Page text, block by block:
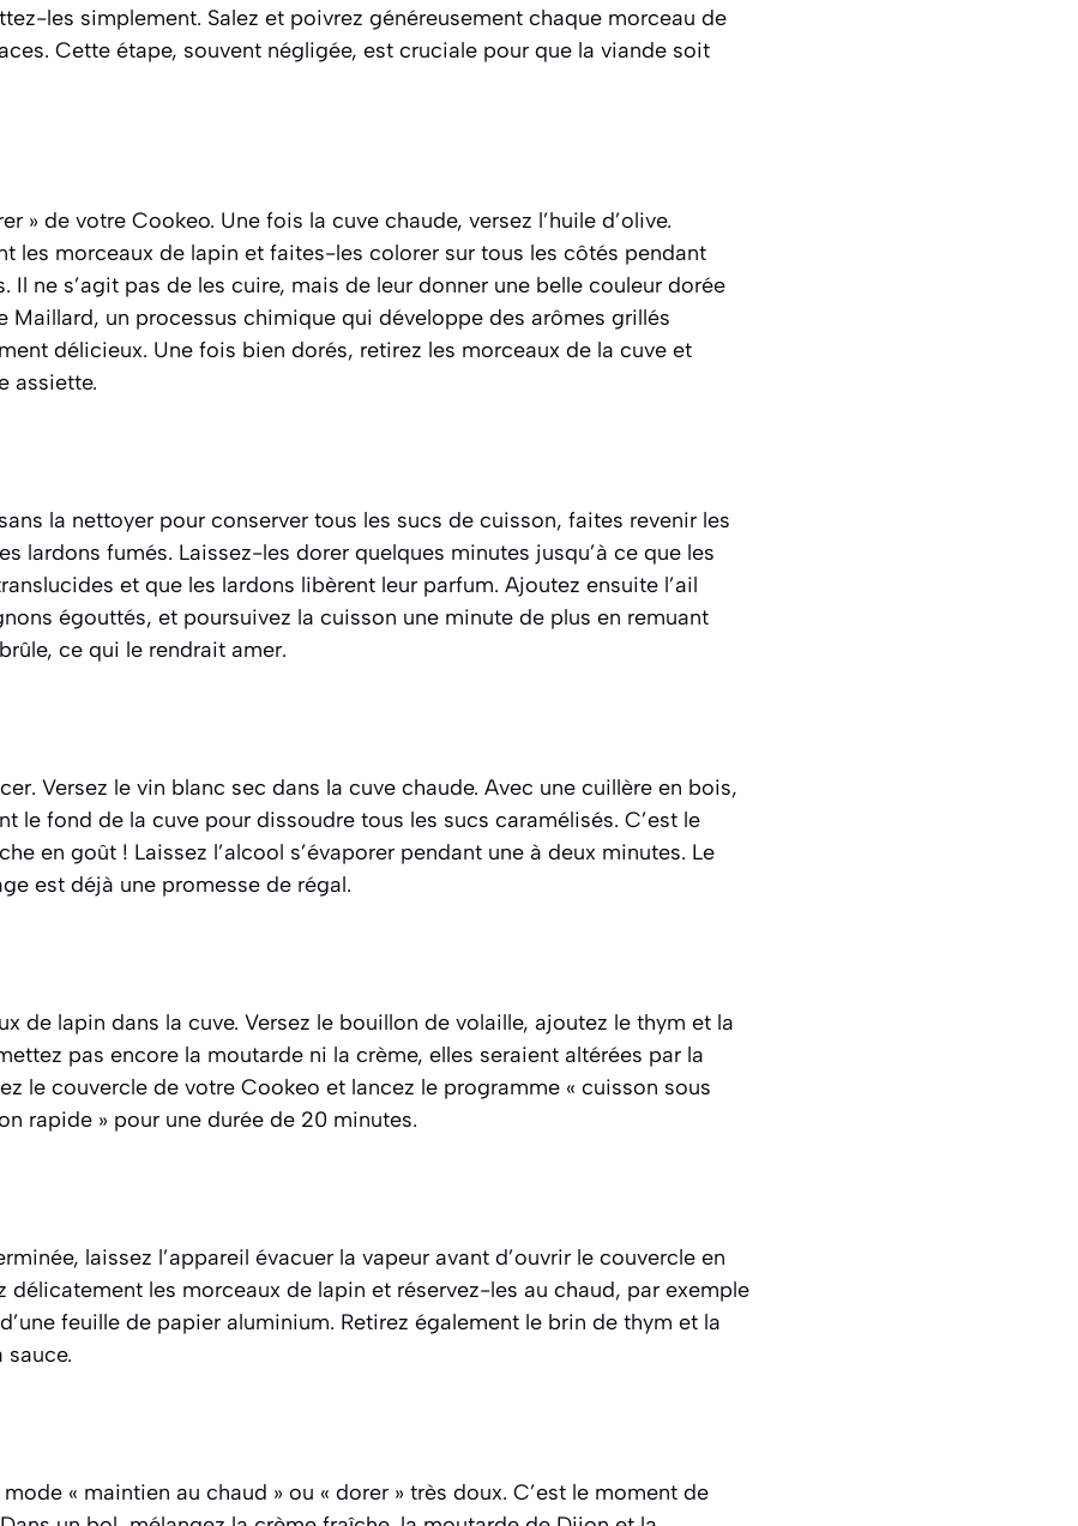
les simplement. Salez et poivrez généreusement chaque morceau de
Cette étape, souvent négligée, est cruciale pour que la viande soit
» de votre Cookeo. Une fois la cuve chaude, versez l’huile d’olive.
les morceaux de lapin et faites-les colorer sur tous les côtés pendant
Il ne s’agit pas de les cuire, mais de leur donner une belle couleur dorée
Maillard, un processus chimique qui développe des arômes grillés
délicieux. Une fois bien dorés, retirez les morceaux de la cuve et
assiette.
la nettoyer pour conserver tous les sucs de cuisson, faites revenir les
lardons fumés. Laissez-les dorer quelques minutes jusqu’à ce que les
et que les lardons libèrent leur parfum. Ajoutez ensuite l’ail
égouttés, et poursuivez la cuisson une minute de plus en remuant
ce qui le rendrait amer.
Versez le vin blanc sec dans la cuve chaude. Avec une cuillère en bois,
le fond de la cuve pour dissoudre tous les sucs caramélisés. C’est le
en goût ! Laissez l’alcool s’évaporer pendant une à deux minutes. Le
est déjà une promesse de régal.
de lapin dans la cuve. Versez le bouillon de volaille, ajoutez le thym et la
pas encore la moutarde ni la crème, elles seraient altérées par la
le couvercle de votre Cookeo et lancez le programme « cuisson sous
rapide » pour une durée de 20 minutes.
laissez l’appareil évacuer la vapeur avant d’ouvrir le couvercle en
délicatement les morceaux de lapin et réservez-les au chaud, par exemple
feuille de papier aluminium. Retirez également le brin de thym et la
sauce.
« maintien au chaud » ou « dorer » très doux. C’est le moment de